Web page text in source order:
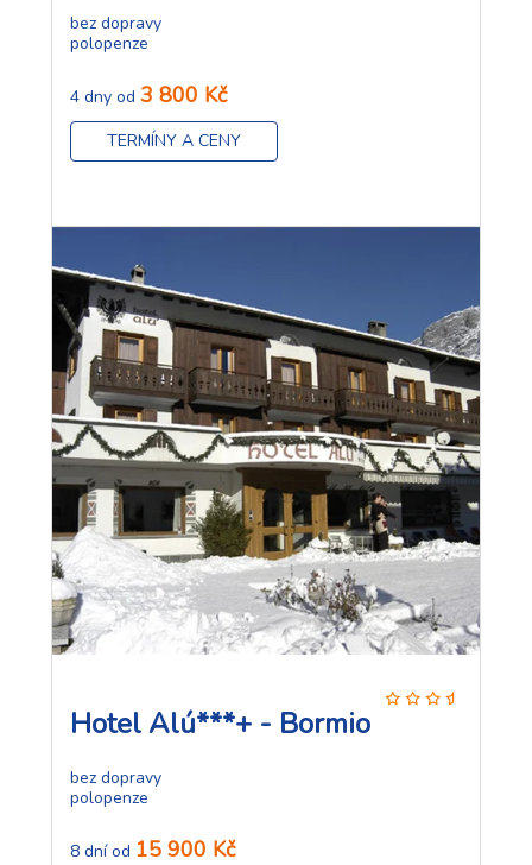
bez dopravy
polopenze
4 dny od 3 800 Kč
TERMÍNY A CENY
Hotel Alú***+ - Bormio
bez dopravy
polopenze
8 dní od 15 900 Kč